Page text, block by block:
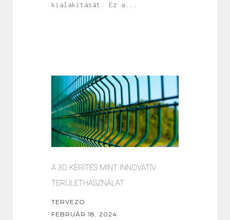
kialakítását. Ez a...
A 3D KERÍTÉS MINT INNOVATÍV
TERÜLETHASZNÁLAT
TERVEZO
FEBRUÁR 18, 2024